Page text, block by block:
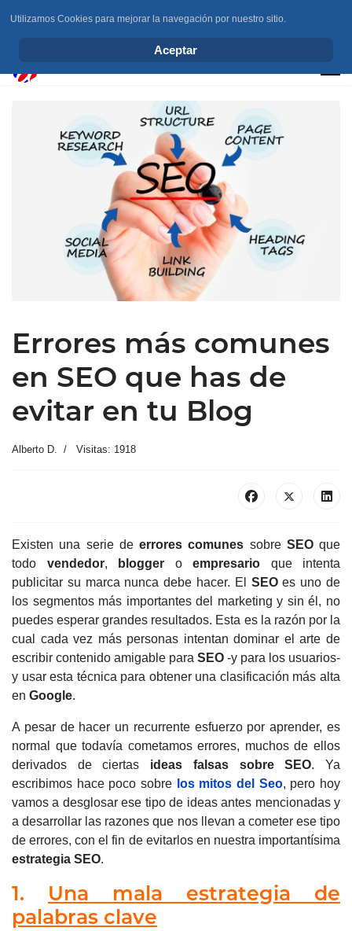
Errores más comunes
en SEO que has de
evitar en tu Blog
Alberto D. Visitas: 1918
Existen una serie de errores comunes sobre SEOque
todo vendedor, blogger o empresario que intenta
publicitar su marca nunca debe hacer. El SEOes uno de
los segmentos más importantes del marketing y sin él, no
puedes esperar grandes resultados. Esta es la razón por la
cual cada vez más personas intentan dominar el arte de
escribir contenido amigable para SEO -y para los usuarios-
y usar esta técnica para obtener una clasificación más alta
en Google.
A pesar de hacer un recurrente esfuerzo por aprender, es
normal que todavía cometamos errores, muchos de ellos
derivados de ciertas ideas falsas sobre SEO. Ya
escribimos hace poco sobre los mitos del Seo, pero hoy
vamos a desglosar ese tipo de ideas antes mencionadas y
a desarrollar las razones que nos llevan a cometer ese tipo
de errores, con el fin de evitarlos en nuestra importantísima
estrategia SEO.
1. Una mala estrategia de
palabras clave
Utilizamos Cookies para mejorar la navegación por nuestro sitio.
Aceptar